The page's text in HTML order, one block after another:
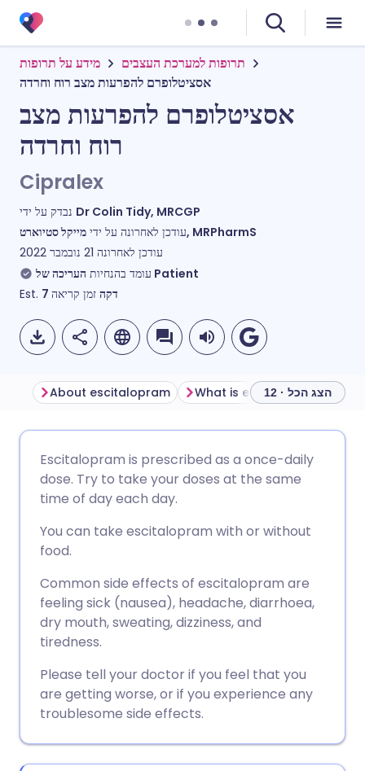
מידע על תרופות
תרופות למערכת העצבים
אסציטלופרם להפרעות מצב רוח וחרדה
אסציטלופרם להפרעות מצב
רוח וחרדה
Cipralex
Dr Colin Tidy, MRCGP
עודכן לאחרונה על ידימייקל סטיוארט, MRPharmS
עודכן לאחרונה 21 נובמבר 2022
עומד בהנחיות העריכה של Patient
Est. 7 דקה זמן קריאה
שתף דרך פייסבוק
שתף דרך לינקדאין
שתף דרך X
שתף דרך WhatsApp
העתק קישור
🇩🇪 Deutsch
🇪🇸 Español
🇮🇹 Italiano 🇵🇹
🇮🇳 हिन्दी 🇮🇱 עברית
🇸🇦 عربي
About escitalopram What is escitalopram used
הצג הכל · 12
Escitalopram is prescribed as a once-daily
dose. Try to take your doses at the same
time of day each day.
You can take escitalopram with or without
food.
Common side effects of escitalopram are
feeling sick (nausea), headache, diarrhoea,
dry mouth, sweating, dizziness, and
tiredness.
Please tell your doctor if you feel that you
are getting worse, or if you experience any
troublesome side effects.